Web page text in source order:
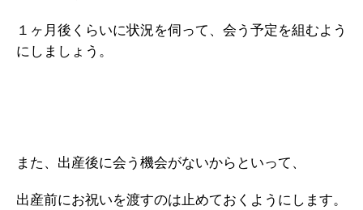
１ヶ月後くらいに状況を伺って、会う予定を組むよう
にしましょう。
また、出産後に会う機会がないからといって、
出産前にお祝いを渡すのは止めておくようにします。